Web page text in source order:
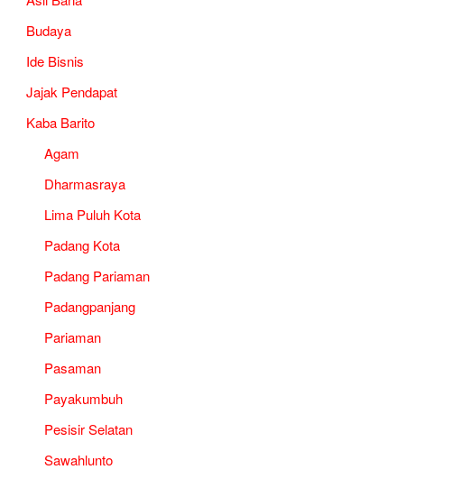
Budaya
Ide Bisnis
Jajak Pendapat
Kaba Barito
Agam
Dharmasraya
Lima Puluh Kota
Padang Kota
Padang Pariaman
Padangpanjang
Pariaman
Pasaman
Payakumbuh
Pesisir Selatan
Sawahlunto